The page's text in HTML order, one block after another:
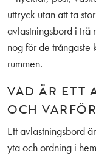
uttryck utan att ta
avlastningsbord i trä
nog för de trångaste
rummen.
VAD ÄR ETT
OCH
Ett avlastningsbord
yta och ordning i